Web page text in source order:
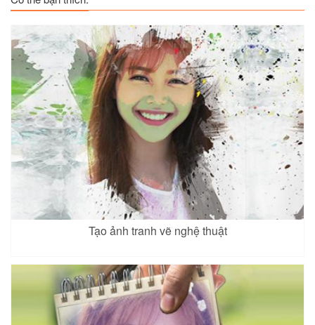
Tạo ảnh tranh vẽ nghệ thuật